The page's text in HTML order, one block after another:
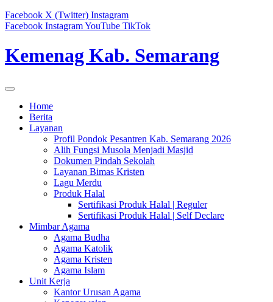
Facebook X (Twitter) Instagram
Facebook InstagramYouTube TikTok
Kemenag Kab. Semarang
Home
Berita
Layanan
Profil Pondok Pesantren Kab. Semarang 2026
Alih Fungsi Musola Menjadi Masjid
Dokumen Pindah Sekolah
Layanan Bimas Kristen
Lagu Merdu
Produk Halal
Sertifikasi Produk Halal | Reguler
Sertifikasi Produk Halal | Self Declare
Mimbar Agama
Agama Budha
Agama Katolik
Agama Kristen
Agama Islam
Unit Kerja
Kantor Urusan Agama